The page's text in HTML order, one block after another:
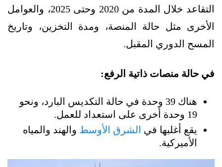
التقاعد خلال المدة من 2020 وحتى 2025، والعوامل
الأخرى مثل حالة المنصة، ومدة التخزين، وتاريخ
المسح الدوري المقبل.
في حالة منصات ذاتية الرفع:
هناك 39 وحدة في حالة التكديس البارد، ونحو
19 وحدة أخرى على استعداد للعمل.
يقع أغلبها في الشرق الأوسط والهند والمياه
الأميركية.